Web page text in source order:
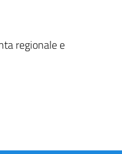
regionale e